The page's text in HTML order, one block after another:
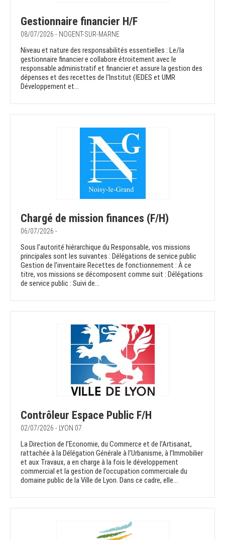
Gestionnaire financier H/F
08/07/2026 - NOGENT-SUR-MARNE
Niveau et nature des responsabilités essentielles : Le/la
gestionnaire financier·e collabore étroitement avec le
responsable administratif et financier et assure la gestion des
dépenses et des recettes de l'Institut (IEDES et UMR
Développement et...
Chargé de mission finances (F/H)
06/07/2026 -
Sous l’autorité hiérarchique du Responsable, vos missions
principales sont les suivantes : Délégations de service public
Gestion de l’inventaire Recettes de fonctionnement : À ce
titre, vos missions se décomposent comme suit : Délégations
de service public : Suivi de...
Contrôleur Espace Public F/H
02/07/2026 - LYON 07
La Direction de l’Economie, du Commerce et de l’Artisanat,
rattachée à la Délégation Générale à l’Urbanisme, à l’Immobilier
et aux Travaux, a en charge à la fois le développement
commercial et la gestion de l’occupation commerciale du
domaine public de la Ville de Lyon. Dans ce cadre, elle...